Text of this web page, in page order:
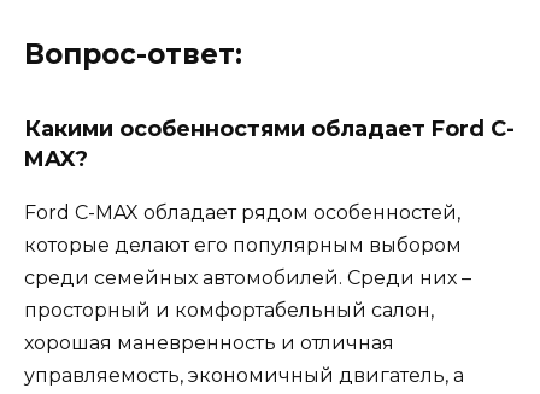
Вопрос-ответ:
Какими особенностями обладает Ford C-
MAX?
Ford C-MAX обладает рядом особенностей,
которые делают его популярным выбором
среди семейных автомобилей. Среди них –
просторный и комфортабельный салон,
хорошая маневренность и отличная
управляемость, экономичный двигатель, а